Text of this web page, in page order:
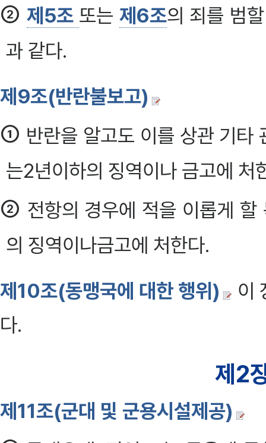
② 제5조 또는 제6조의 죄를 범
과 같다.
제9조(반란불보고)
① 반란을 알고도 이를 상관 기타
는2년이하의 징역이나 금고에 처
② 전항의 경우에 적을 이롭게
의 징역이나금고에 처한다.
제10조(동맹국에 대한 행위)
이
다.
제2
제11조(군대 및 군용시설제공)